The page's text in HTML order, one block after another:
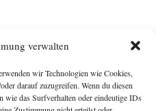
verwalten
wir Technologien wie Cookies,
darauf zuzugreifen. Wenn du diesen
wie das Surfverhalten oder eindeutige IDs
Impressum